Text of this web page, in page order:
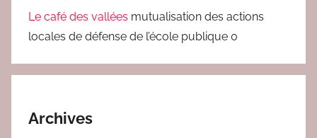
Le café des vallées mutualisation des actions
locales de défense de l’école publique 0
Archives